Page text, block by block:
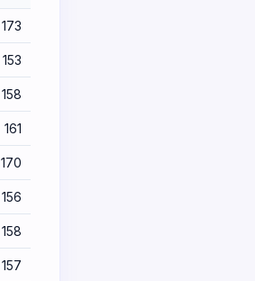
173
153
158
161
170
156
158
157